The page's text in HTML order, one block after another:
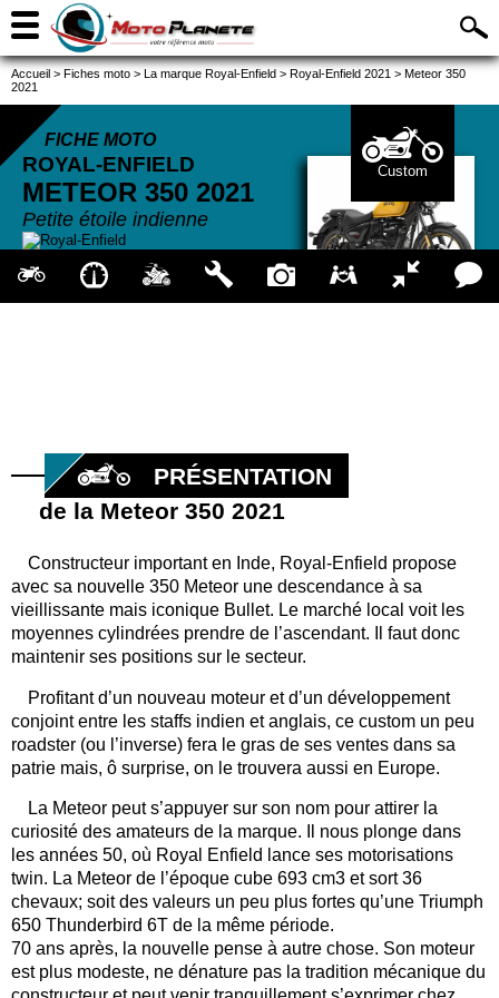
Accueil > Fiches moto > La marque Royal-Enfield > Royal-Enfield 2021 > Meteor 350
2021
FICHE MOTO
ROYAL-ENFIELD
METEOR 350 2021
Petite étoile indienne
Custom
PRÉSENTATION
de la Meteor 350 2021
Constructeur important en Inde, Royal-Enfield propose
avec sa nouvelle 350 Meteor une descendance à sa
vieillissante mais iconique Bullet. Le marché local voit les
moyennes cylindrées prendre de l’ascendant. Il faut donc
maintenir ses positions sur le secteur.
Profitant d’un nouveau moteur et d’un développement
conjoint entre les staffs indien et anglais, ce custom un peu
roadster (ou l’inverse) fera le gras de ses ventes dans sa
patrie mais, ô surprise, on le trouvera aussi en Europe.
La Meteor peut s’appuyer sur son nom pour attirer la
curiosité des amateurs de la marque. Il nous plonge dans
les années 50, où Royal Enfield lance ses motorisations
twin. La Meteor de l’époque cube 693 cm3 et sort 36
chevaux; soit des valeurs un peu plus fortes qu’une Triumph
650 Thunderbird 6T de la même période.
70 ans après, la nouvelle pense à autre chose. Son moteur
est plus modeste, ne dénature pas la tradition mécanique du